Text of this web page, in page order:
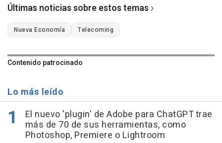
Últimas noticias sobre estos temas
Nueva Economía Telecoming
Contenido patrocinado
Lo más leído
El nuevo 'plugin' de Adobe para ChatGPT trae
más de 70 de sus herramientas, como
Photoshop, Premiere o Lightroom